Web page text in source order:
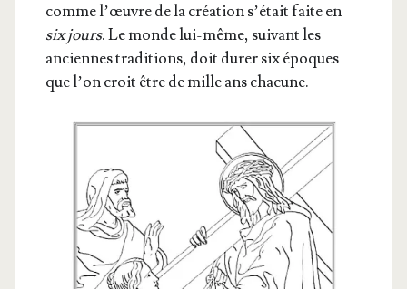
comme l’œuvre de la créa­tion s’était faite en
six jours. Le monde lui-même, sui­vant les
anciennes tra­di­tions, doit durer six époques
que l’on croit être de mille ans chacune.